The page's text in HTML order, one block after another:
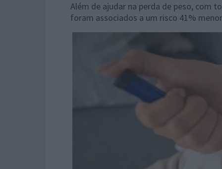
Além de ajudar na perda de peso, com
foram associados a um risco 41%